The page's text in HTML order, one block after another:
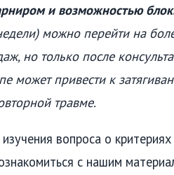
и возможностью
можно перейти на
но только после
может привести к
травме.
вопроса о
с нашим